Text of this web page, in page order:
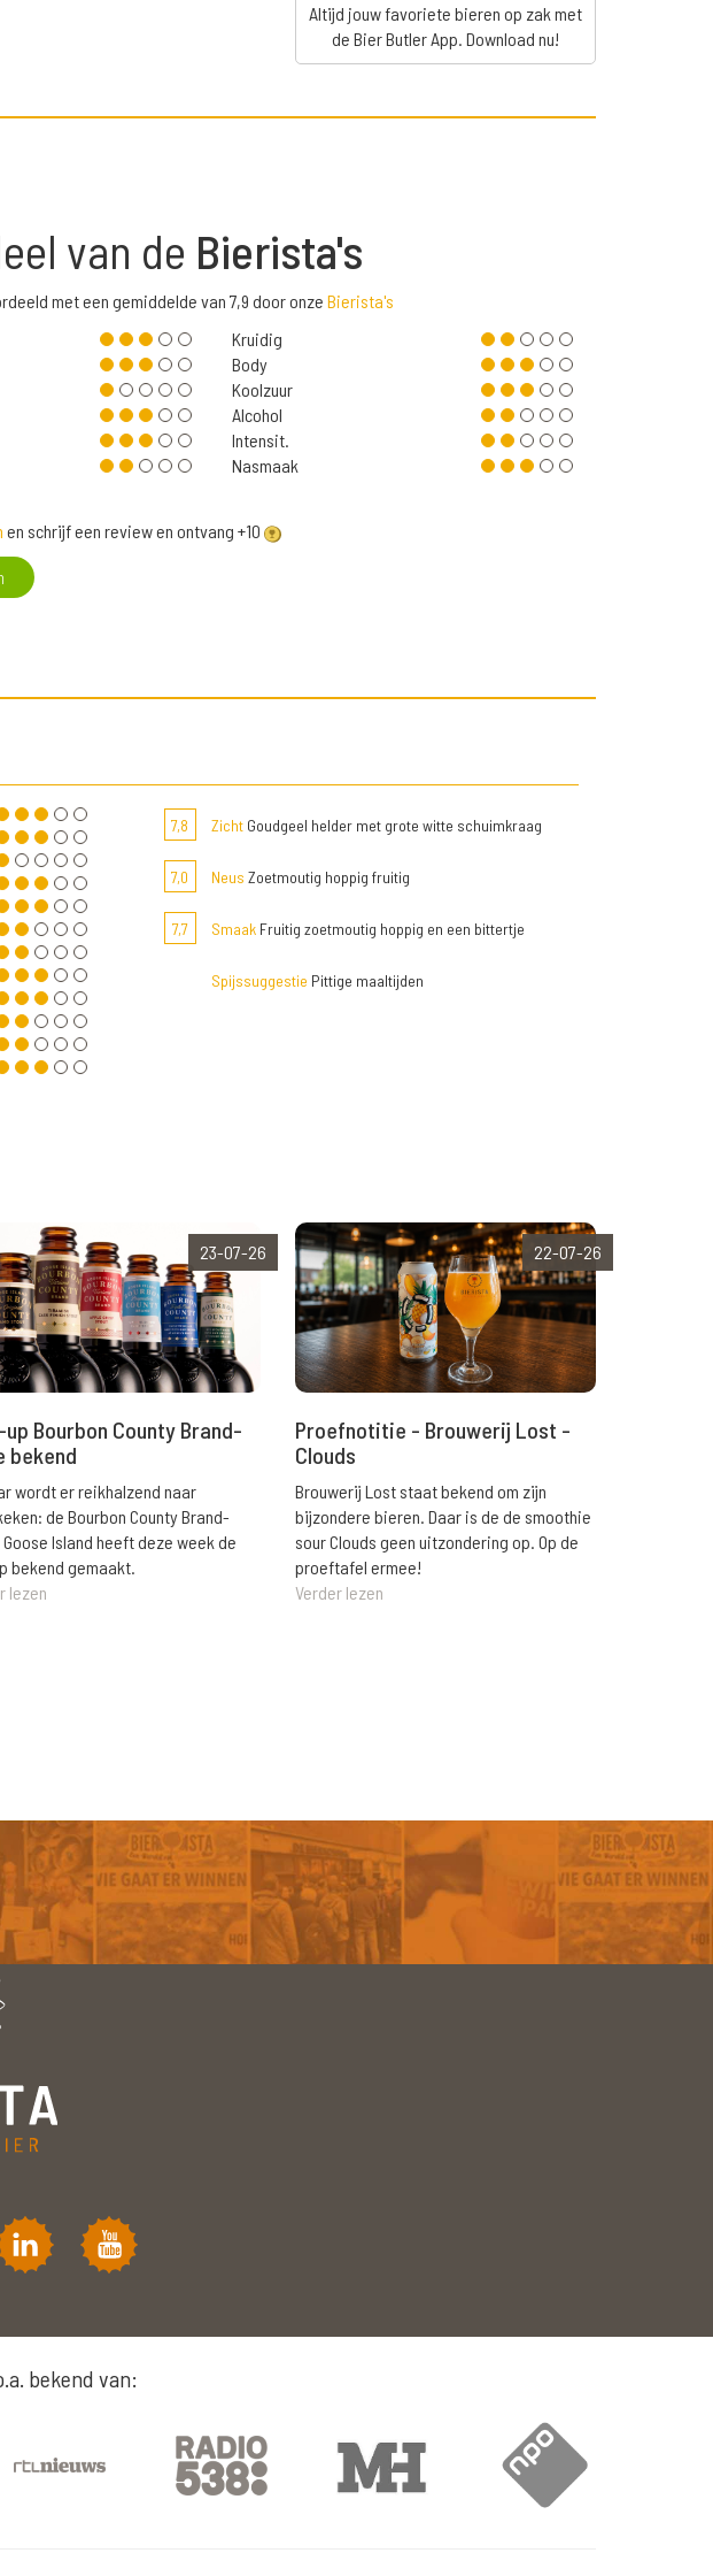
Altijd jouw favoriete bieren op zak met
de Bier Butler App. Download nu!
van de Bierista's
met een gemiddelde van 7,9 door onze Bierista's
Kruidig
Body
Koolzuur
Alcohol
Intensit.
Nasmaak
en schrijf een review en ontvang +10
7,8 ZichtGoudgeel helder met grote witte schuimkraag
7,0 Neus Zoetmoutig hoppig fruitig
7,7 SmaakFruitig zoetmoutig hoppig en een bittertje
Spijssuggestie Pittige maaltijden
23-07-26
Bourbon County Brand-
bekend
wordt er reikhalzend naar
de Bourbon County Brand-
Island heeft deze week de
bekend gemaakt.
lezen
22-07-26
Proefnotitie - Brouwerij Lost -
Clouds
Brouwerij Lost staat bekend om zijn
bijzondere bieren. Daar is de de smoothie
sour Clouds geen uitzondering op. Op de
proeftafel ermee!
Verder lezen
bekend van: